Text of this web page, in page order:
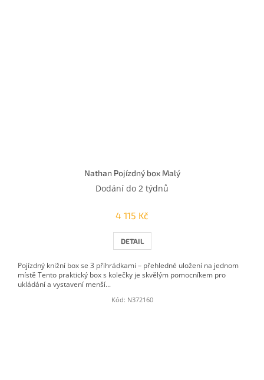
Nathan Pojízdný box Malý
Dodání do 2 týdnů
4 115 Kč
DETAIL
Pojízdný knižní box se 3 přihrádkami – přehledné uložení na jednom
místě Tento praktický box s kolečky je skvělým pomocníkem pro
ukládání a vystavení menší...
Kód: N372160